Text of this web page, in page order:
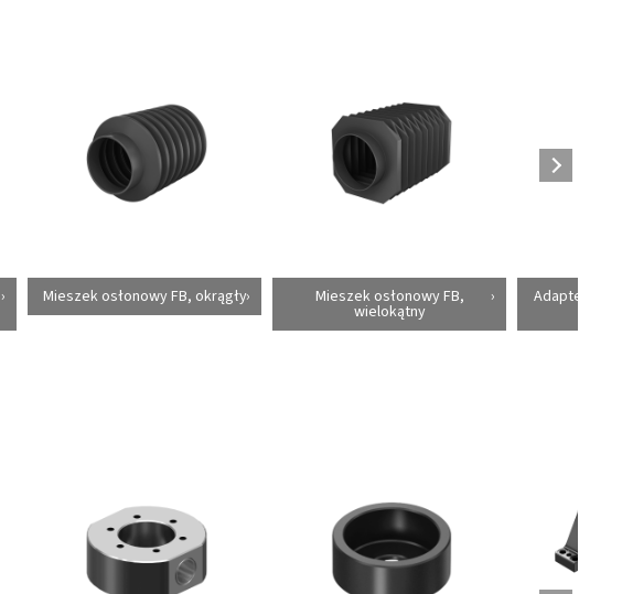
Mieszek osłonowy FB, okrągły Mieszek osłonowy FB,
wielokątny
Adapter